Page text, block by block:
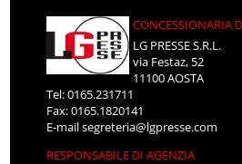
CONCESSIONARIA
LG PRESSE S.R.L.
via Festaz, 52
11100 AOSTA
Tel: 0165.231711
Fax: 0165.1820141
E-mailsegreteria@lgpresse.com
RESPONSABILE DI AGENZIA